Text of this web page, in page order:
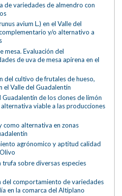
de variedades de almendro con
avium L.) en el Valle del
y/o alternativo a
mesa. Evaluación del
de uva de mesa apirena en el
del cultivo de frutales de hueso,
el Valle del Guadalentín
de los clones de limón
viable a las producciones
como alternativa en zonas
agrónomico y aptitud calidad
sobre diversas especies
del comportamiento de variedades
en la comarca del Altiplano